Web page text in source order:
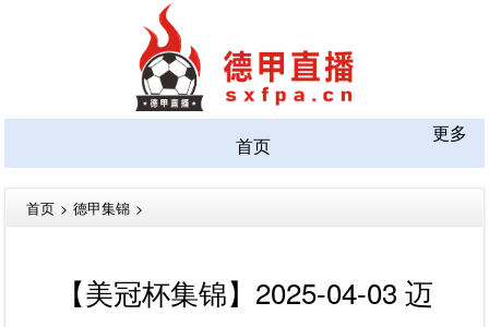
首页
更多
首页 > 德甲集锦 >
【美冠杯集锦】2025-04-03 迈